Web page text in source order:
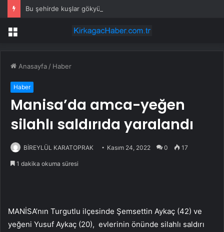
Bu şehirde kuşlar gökyüzünden patır patır düşüyor
Menü
Anasayfa / Haber
Haber
Manisa’da amca-yeğen
silahlı saldırıda yaralandı
BİREYLÜL KARATOPRAK Kasım 24, 2022 0 17
1 dakika okuma süresi
MANİSA’nın Turgutlu ilçesinde Şemsettin Aykaç (42) ve
yeğeni Yusuf Aykaç (20), evlerinin önünde silahlı saldırı